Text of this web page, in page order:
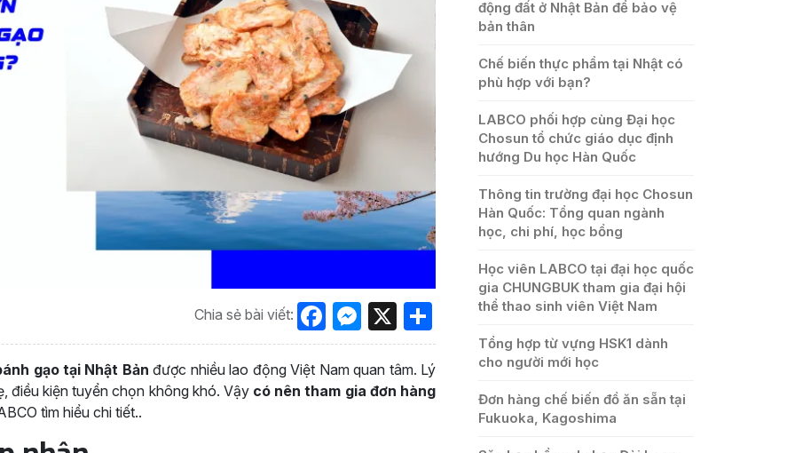
Chia sẻ bài viết: Facebook
Messenger
X Share
gạo tại Nhật Bản được nhiều lao động Việt Nam quan tâm. Lý
điều kiện tuyển chọn không khó. Vậy có nên tham gia đơn hàng
tìm hiểu chi tiết..
động đất ở Nhật Bản để bảo vệ
bản thân
Chế biến thực phẩm tại Nhật có
phù hợp với bạn?
LABCO phối hợp cùng Đại học
Chosun tổ chức giáo dục định
hướng Du học Hàn Quốc
Thông tin trường đại học Chosun
Hàn Quốc: Tổng quan ngành
học, chi phí, học bổng
Học viên LABCO tại đại học quốc
gia CHUNGBUK tham gia đại hội
thể thao sinh viên Việt Nam
Tổng hợp từ vựng HSK1 dành
cho người mới học
Đơn hàng chế biến đồ ăn sẵn tại
Fukuoka, Kagoshima